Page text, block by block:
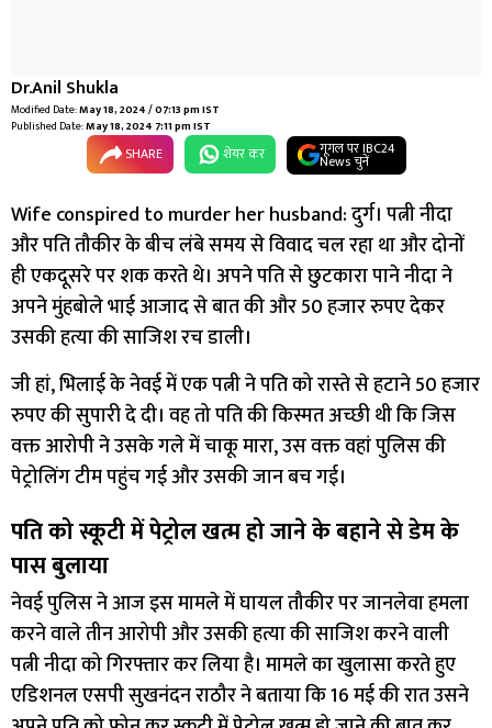
Dr.Anil Shukla
Modified Date:May 18, 2024 / 07:13 pm IST
Published Date:May 18, 2024 7:11 pm IST
SHARE शेयर कर गूगल पर IBC24
News चुनें
Wife conspired to murder her husband: दुर्ग। पत्नी नीदा
और पति तौकीर के बीच लंबे समय से विवाद चल रहा था और दोनों
ही एकदूसरे पर शक करते थे। अपने पति से छुटकारा पाने नीदा ने
अपने मुंहबोले भाई आजाद से बात की और 50 हजार रुपए देकर
उसकी हत्या की साजिश रच डाली।
जी हां, भिलाई के नेवई में एक पत्नी ने पति को रास्ते से हटाने 50 हजार
रुपए की सुपारी दे दी। वह तो पति की किस्मत अच्छी थी कि जिस
वक्त आरोपी ने उसके गले में चाकू मारा, उस वक्त वहां पुलिस की
पेट्रोलिंग टीम पहुंच गई और उसकी जान बच गई।
पति को स्कूटी में पेट्रोल खत्म हो जाने के बहाने से डेम के
पास बुलाया
नेवई पुलिस ने आज इस मामले में घायल तौकीर पर जानलेवा हमला
करने वाले तीन आरोपी और उसकी हत्या की साजिश करने वाली
पत्नी नीदा को गिरफ्तार कर लिया है। मामले का खुलासा करते हुए
एडिशनल एसपी सुखनंदन राठौर ने बताया कि 16 मई की रात उसने